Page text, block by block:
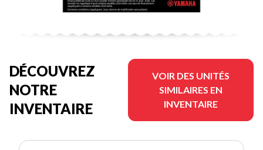
DÉCOUVREZ
NOTRE
INVENTAIRE
VOIR DES UNITÉS
SIMILAIRES EN
INVENTAIRE